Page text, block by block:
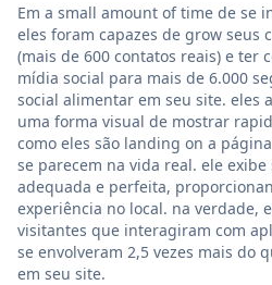
Em a small amount of time de se
eles foram capazes de grow seus
(mais de 600 contatos reais) e ter
mídia social para mais de 6.000
social alimentar em seu site. eles
uma forma visual de mostrar
como eles são landing on a
se parecem na vida real. ele
adequada e perfeita,
experiência no local. na verdade,
visitantes que interagiram com
se envolveram 2,5 vezes mais do
em seu site.